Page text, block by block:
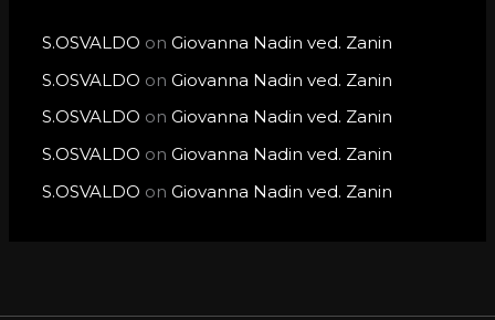
S.OSVALDO onGiovanna Nadin ved. Zanin
S.OSVALDO onGiovanna Nadin ved. Zanin
S.OSVALDO onGiovanna Nadin ved. Zanin
S.OSVALDO onGiovanna Nadin ved. Zanin
S.OSVALDO onGiovanna Nadin ved. Zanin